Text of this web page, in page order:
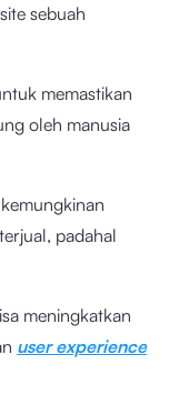
sebuah
memastikan
oleh manusia
padahal
meningkatkan
user experience